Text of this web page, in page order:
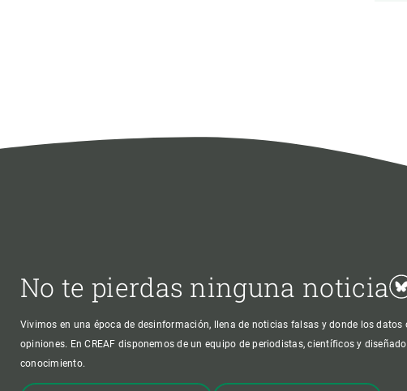
No te pierdas ninguna noticia
Vivimos en una época de desinformación, llena de noticias falsas y donde los datos
opiniones. En CREAF disponemos de un equipo de periodistas, científicos y
conocimiento.